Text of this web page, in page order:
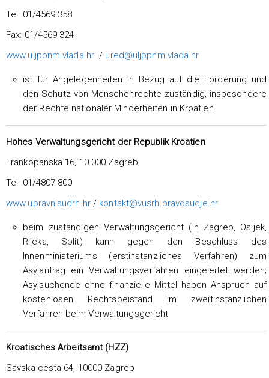
Tel: 01/4569 358
Fax: 01/4569 324
www.uljppnm.vlada.hr / ured@uljppnm.vlada.hr
ist für Angelegenheiten in Bezug auf die Förderung und
den Schutz von Menschenrechte zuständig, insbesondere
der Rechte nationaler Minderheiten in Kroatien
Hohes Verwaltungsgericht der Republik Kroatien
Frankopanska 16, 10 000 Zagreb
Tel: 01/4807 800
www.upravnisudrh.hr/ kontakt@vusrh.pravosudje.hr
beim zuständigen Verwaltungsgericht (in Zagreb, Osijek,
Rijeka, Split) kann gegen den Beschluss des
Innenministeriums (erstinstanzliches Verfahren) zum
Asylantrag ein Verwaltungsverfahren eingeleitet werden;
Asylsuchende ohne finanzielle Mittel haben Anspruch auf
kostenlosen Rechtsbeistand im zweitinstanzlichen
Verfahren beim Verwaltungsgericht
Kroatisches Arbeitsamt (HZZ)
Savska cesta 64, 10000 Zagreb